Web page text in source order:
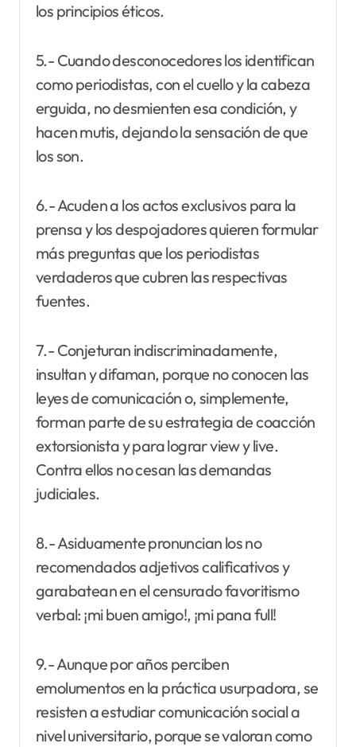
los principios éticos.
5.- Cuando desconocedores los identifican
como periodistas, con el cuello y la cabeza
erguida, no desmienten esa condición, y
hacen mutis, dejando la sensación de que
los son.
6.- Acuden a los actos exclusivos para la
prensa y los despojadores quieren formular
más preguntas que los periodistas
verdaderos que cubren las respectivas
fuentes.
7.- Conjeturan indiscriminadamente,
insultan y difaman, porque no conocen las
leyes de comunicación o, simplemente,
forman parte de su estrategia de coacción
extorsionista y para lograr view y live.
Contra ellos no cesan las demandas
judiciales.
8.- Asiduamente pronuncian los no
recomendados adjetivos calificativos y
garabatean en el censurado favoritismo
verbal: ¡mi buen amigo!, ¡mi pana full!
9.- Aunque por años perciben
emolumentos en la práctica usurpadora, se
resisten a estudiar comunicación social a
nivel universitario, porque se valoran como